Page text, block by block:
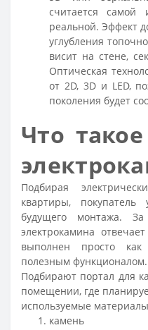
считается самой
реальной. Эффект
углубления
висит на стене,
Оптическая
от 2D, 3D и LED,
поколения будет
Что
Подбирая
квартиры, покупатель
будущего монтажа. За
электрокамина
выполнен просто
полезным функционалом.
Подбирают портал для
помещении, где
используемые
камень